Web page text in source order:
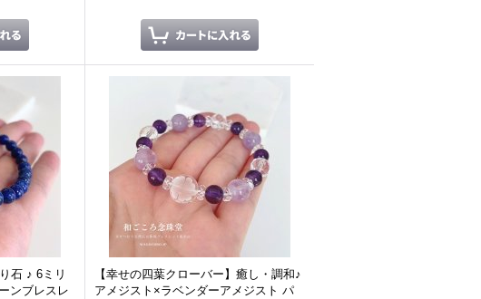
石 ♪ 6ミリ
ンブレスレ
【幸せの四葉クローバー】癒し・調和♪
アメジスト×ラベンダーアメジスト パ